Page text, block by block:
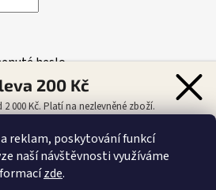
reklam, poskytování funkcí
naší návštěvnosti využíváme
zde.
heslo
platby
200 Kč
000 Kč. Platí na nezlevněné zboží.
SLEVU 200 KČ